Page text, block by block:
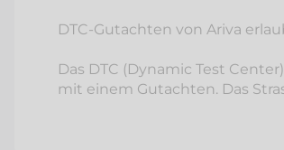
DTC-Gutachten von Ariva
Das DTC (Dynamic Test
mit einem Gutachten. Das